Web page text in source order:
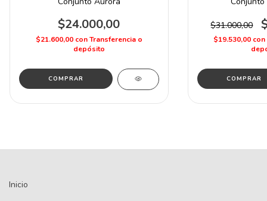
$24.000,00
$21.600,00 conTransferencia o
depósito
COMPRAR
$31.000,00
$19.530,00 con
COMPRAR
Inicio